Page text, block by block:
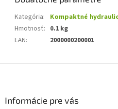
Kategória:
Kompaktné
Hmotnosť: 0.1 kg
EAN: 2000000200001
Informácie pre vás